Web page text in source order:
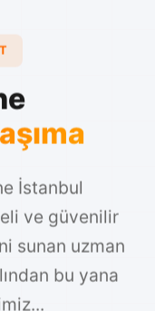
İstanbul
ve güvenilir
sunan uzman
bu yana